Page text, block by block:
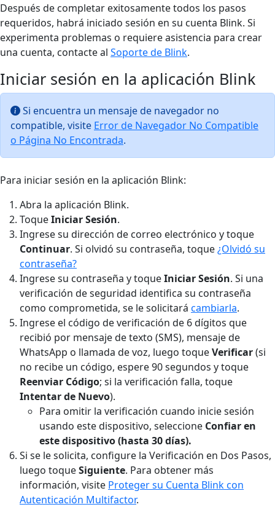
Después de completar exitosamente todos los pasos
requeridos, habrá iniciado sesión en su cuenta Blink. Si
experimenta problemas o requiere asistencia para crear
una cuenta, contacte al Soporte de Blink.
Iniciar sesión en la aplicación Blink
Si encuentra un mensaje de navegador no
compatible, visite Error de Navegador No Compatible
o Página No Encontrada.
Para iniciar sesión en la aplicación Blink:
Abra la aplicación Blink.
ToqueIniciar Sesión.
Ingrese su dirección de correo electrónico y toque
Continuar. Si olvidó su contraseña, toque¿Olvidó su
contraseña?
Ingrese su contraseña y toqueIniciar Sesión. Si una
verificación de seguridad identifica su contraseña
como comprometida, se le solicitará cambiarla.
Ingrese el código de verificación de 6 dígitos que
recibió por mensaje de texto (SMS), mensaje de
WhatsApp o llamada de voz, luego toqueVerificar(si
no recibe un código, espere 90 segundos y toque
Reenviar Código; si la verificación falla, toque
Intentar de Nuevo).
Para omitir la verificación cuando inicie sesión
usando este dispositivo, seleccione Confiar en
este dispositivo (hasta 30 días).
Si se le solicita, configure la Verificación en Dos Pasos,
luego toqueSiguiente. Para obtener más
información, visite Proteger su Cuenta Blink con
Autenticación Multifactor.